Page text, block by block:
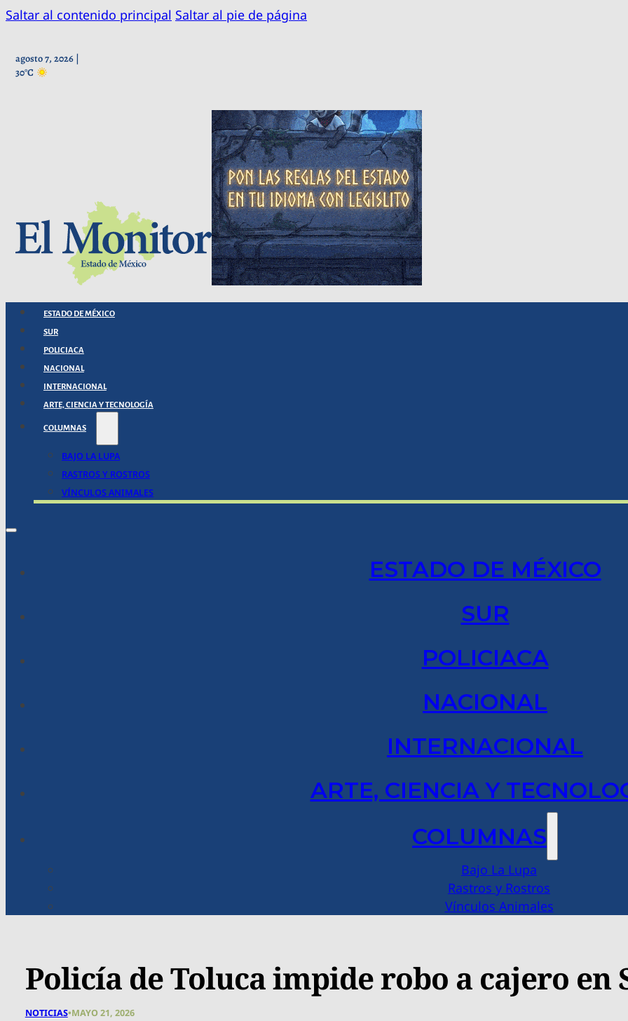
Saltar al contenido principal Saltar al pie de página
agosto 7, 2026 |
30°C
ESTADO DE MÉXICO
SUR
POLICIACA
NACIONAL
INTERNACIONAL
ARTE, CIENCIA Y TECNOLOGÍA
COLUMNAS
BAJO LA LUPA
RASTROS Y ROSTROS
VÍNCULOS ANIMALES
ESTADO DE MÉXICO
SUR
POLICIACA
NACIONAL
INTERNACIONAL
ARTE, CIENCIA Y
COLUMNAS
Bajo La Lupa
Rastros y Rostros
Vínculos Animales
Policía de Toluca impide robo a cajero en
NOTICIAS•MAYO 21, 2026